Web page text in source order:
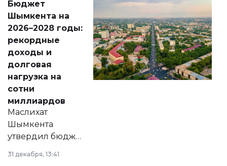
народу
Венесуэлы.
Бюджет
Шымкента на
2026–2028 годы:
рекордные
доходы и
долговая
нагрузка на
сотни
миллиардов
Маслихат
Шымкента
утвердил бюджет
города на 2026–
2028 годы.
31 декабря, 13:41